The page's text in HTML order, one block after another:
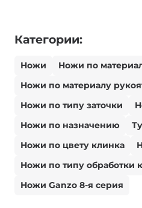
Категории:
Ножи Ножи по
Ножи по материалу
Ножи по типу заточки
Ножи по назначению
Ножи по цвету клинка
Ножи по типу обработки
Ножи Ganzo 8-я серия